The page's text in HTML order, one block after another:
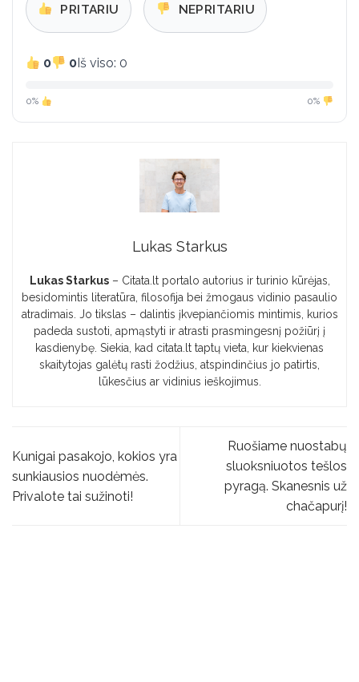
PRITARIU NEPRITARIU
0 0 Iš viso: 0
0% 0%
Lukas Starkus
Lukas Starkus– Citata.lt portalo autorius ir turinio kūrėjas,
besidomintis literatūra, filosofija bei žmogaus vidinio pasaulio
atradimais. Jo tikslas – dalintis įkvepiančiomis mintimis, kurios
padeda sustoti, apmąstyti ir atrasti prasmingesnį požiūrį į
kasdienybę. Siekia, kad citata.lt taptų vieta, kur kiekvienas
skaitytojas galėtų rasti žodžius, atspindinčius jo patirtis,
lūkesčius ar vidinius ieškojimus.
Kunigai pasakojo, kokios yra
sunkiausios nuodėmės.
Privalote tai sužinoti!
Ruošiame nuostabų
sluoksniuotos tešlos
pyragą. Skanesnis už
chačapurį!